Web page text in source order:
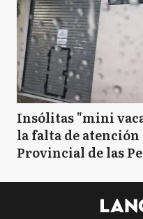
Insólitas "mini
la falta de
Provincial de las